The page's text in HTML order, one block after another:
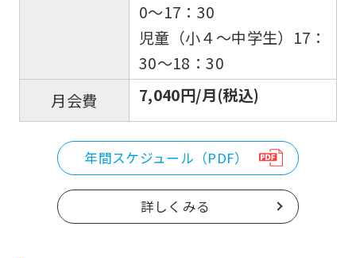
0〜17：30
児童（小４〜中学生）17：
30〜18：30
月会費
7,040円/月(税込)
年間スケジュール（PDF）
詳しくみる